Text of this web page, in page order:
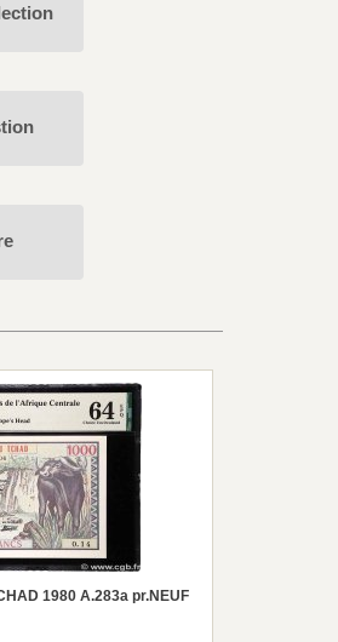
1980 A.283a pr.NEUF